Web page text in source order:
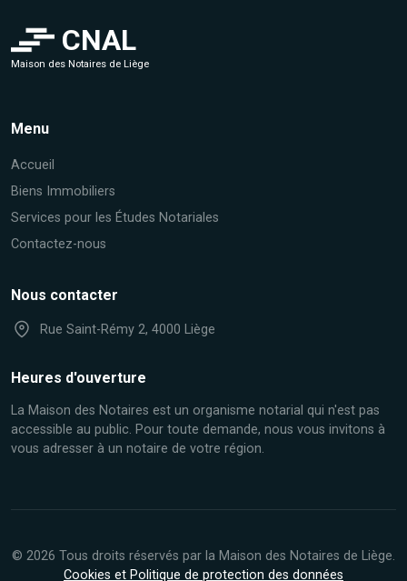
CNAL
Maison des Notaires de Liège
Menu
Accueil
Biens Immobiliers
Services pour les Études Notariales
Contactez-nous
Nous contacter
Rue Saint-Rémy 2, 4000 Liège
Heures d'ouverture
La Maison des Notaires est un organisme notarial qui n'est pas
accessible au public. Pour toute demande, nous vous invitons à
vous adresser à un notaire de votre région.
© 2026 Tous droits réservés par la Maison des Notaires de Liège.
Cookies et Politique de protection des données